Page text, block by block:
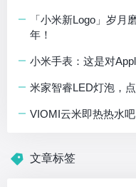
「小米新Logo」岁月
年！
小米手表：这是对
米家智睿LED灯泡，
VIOMI云米即热热水
文章标签